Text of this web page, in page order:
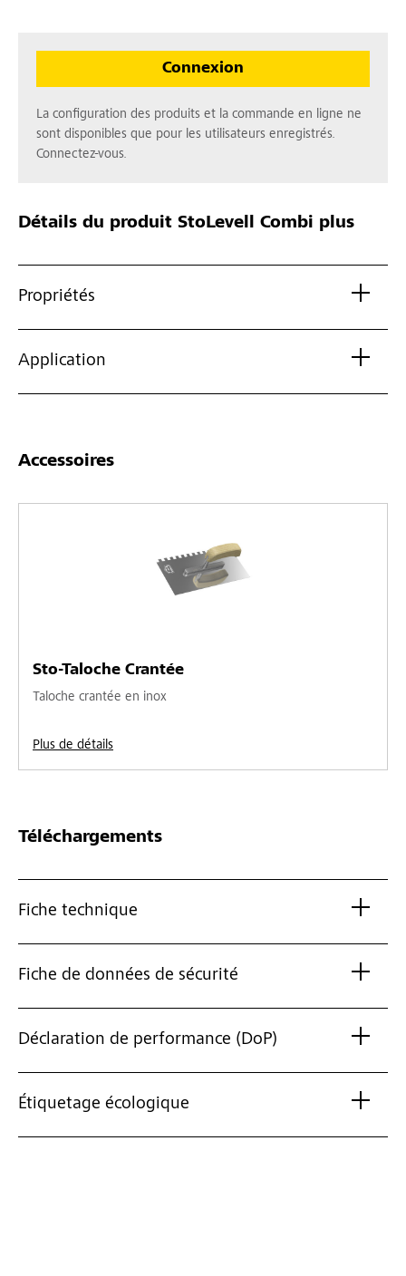
Connexion
La configuration des produits et la commande en ligne ne
sont disponibles que pour les utilisateurs enregistrés.
Connectez-vous.
Détails du produit StoLevell Combi plus
Propriétés
Application
Accessoires
Sto-Taloche Crantée
Taloche crantée en inox
Plus de détails
Téléchargements
Fiche technique
Fiche de données de sécurité
Déclaration de performance (DoP)
Étiquetage écologique